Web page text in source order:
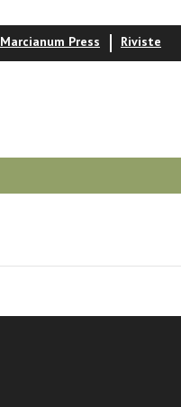
Marcianum Press Riviste